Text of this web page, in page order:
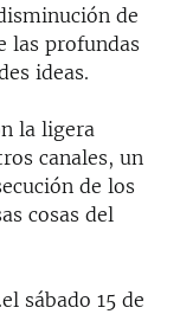
de
las profundas
ideas.
la ligera
canales, un
de los
cosas del
.el sábado 15 de